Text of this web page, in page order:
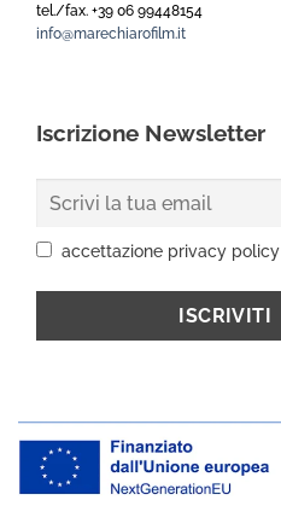
tel./fax. +39 06 99448154
info@marechiarofilm.it
Iscrizione Newsletter
accettazione privacy policy